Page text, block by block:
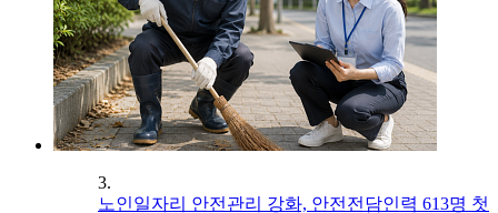
3.
노인일자리 안전관리 강화, 안전전담인력 613명 첫